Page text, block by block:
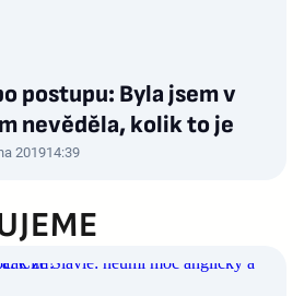
postupu: Byla jsem v
nevěděla, kolik to je
201914:39